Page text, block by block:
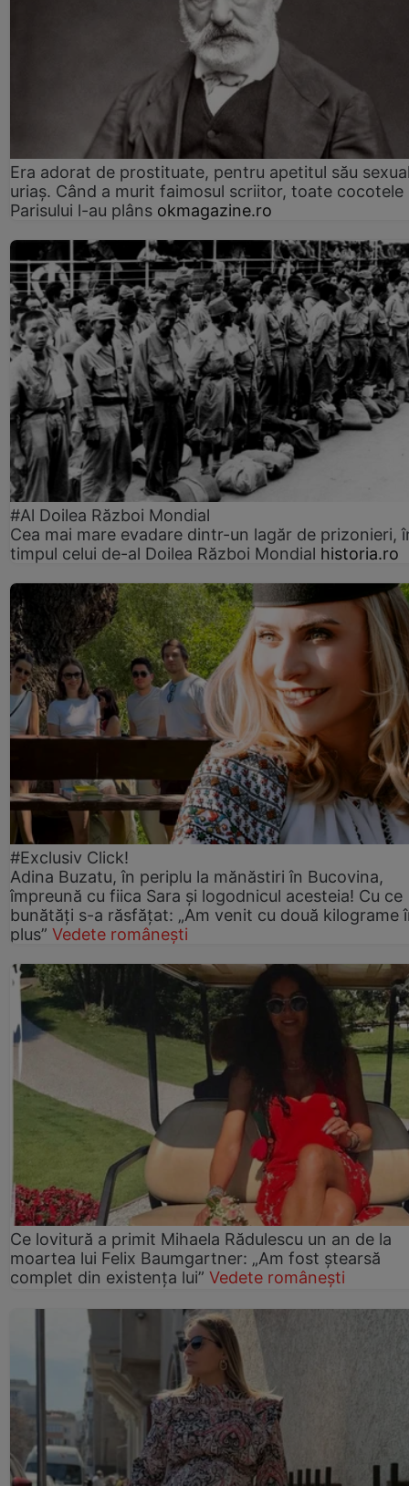
Era adorat de prostituate, pentru apetitul său
uriaș. Când a murit faimosul scriitor, toate cocotele
Parisului l-au plâns okmagazine.ro
#Al Doilea Război Mondial
Cea mai mare evadare dintr-un lagăr de prizonieri,
timpul celui de-al Doilea Război Mondial historia.ro
#Exclusiv Click!
Adina Buzatu, în periplu la mănăstiri în Bucovina,
împreună cu fiica Sara și logodnicul acesteia! Cu ce
bunătăți s-a răsfățat: „Am venit cu două kilograme
plus” Vedete românești
Ce lovitură a primit Mihaela Rădulescu un an de la
moartea lui Felix Baumgartner: „Am fost ștearsă
complet din existența lui” Vedete românești